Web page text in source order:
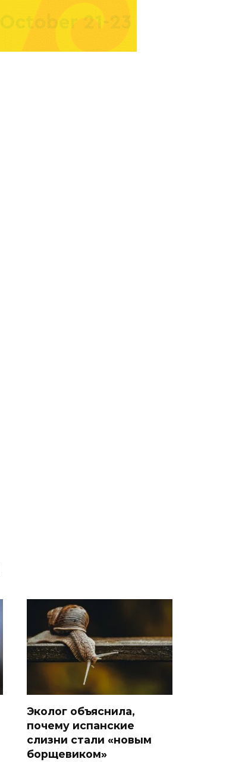
Эколог объяснила,
почему испанские
слизни стали «новым
борщевиком»